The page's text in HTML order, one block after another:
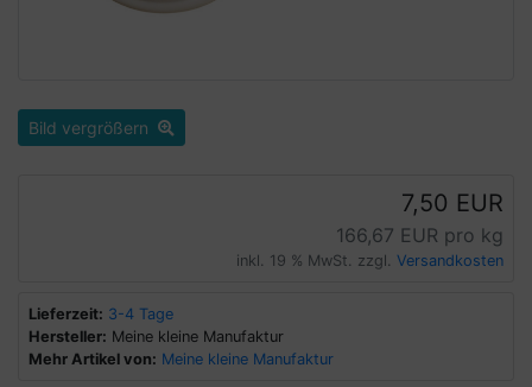
Bild vergrößern
7,50 EUR
166,67 EUR pro kg
inkl. 19 % MwSt. zzgl. Versandkosten
Lieferzeit: 3-4 Tage
Hersteller: Meine kleine Manufaktur
Mehr Artikel von: Meine kleine Manufaktur